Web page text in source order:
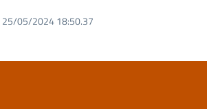
25/05/2024 18:50.37